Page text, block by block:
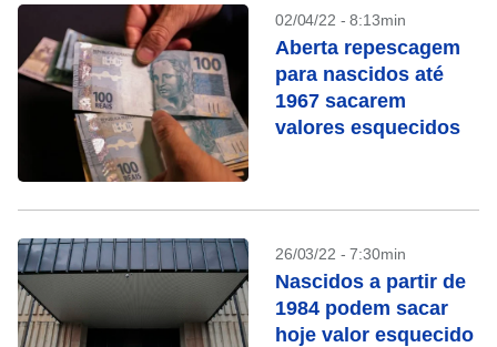
02/04/22 - 8:13min
Aberta repescagem
para nascidos até
1967 sacarem
valores esquecidos
26/03/22 - 7:30min
Nascidos a partir de
1984 podem sacar
hoje valor esquecido